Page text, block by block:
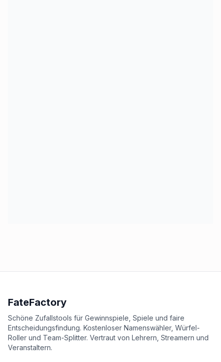
FateFactory
Schöne Zufallstools für Gewinnspiele, Spiele und faire
Entscheidungsfindung. Kostenloser Namenswähler, Würfel-
Roller und Team-Splitter. Vertraut von Lehrern, Streamern und
Veranstaltern.